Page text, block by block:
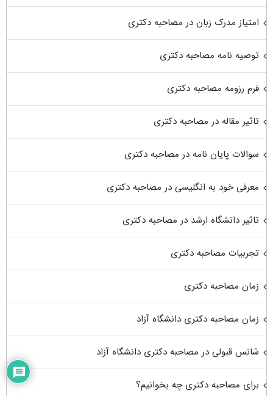
امتیاز مدرک زبان در مصاحبه دکتری
توصیه نامه مصاحبه دکتری
فرم رزومه مصاحبه دکتری
تاثیر مقاله در مصاحبه دکتری
سوالات پایان نامه در مصاحبه دکتری
معرفی خود به انگلیسی در مصاحبه دکتری
تاثیر دانشگاه ارشد در مصاحبه دکتری
تجربیات مصاحبه دکتری
زمان مصاحبه دکتری
زمان مصاحبه دکتری دانشگاه آزاد
شانس قبولی در مصاحبه دکتری دانشگاه آزاد
برای مصاحبه دکتری چه بخوانیم؟